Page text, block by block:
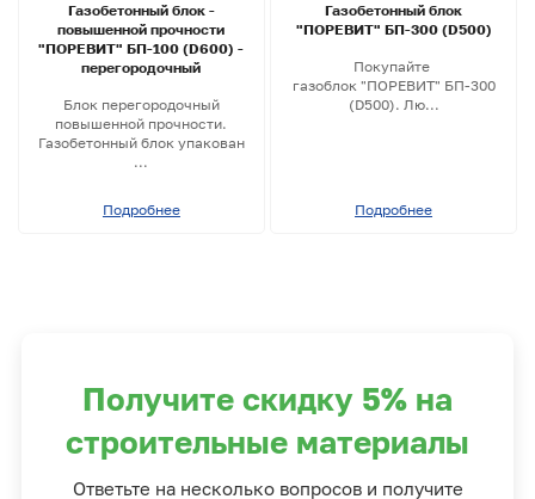
Газобетонный блок -
повышенной прочности
"ПОРЕВИТ" БП-100 (D600) -
перегородочный
Блок перегородочный
повышенной прочности.
Газобетонный блок упакован
...
Подробнее
Газобетонный блок
"ПОРЕВИТ" БП-300 (D500)
Покупайте
газоблок "ПОРЕВИТ" БП-300
(D500). Лю...
Подробнее
Получите скидку 5% на
строительные материалы
Ответьте на несколько вопросов и получите